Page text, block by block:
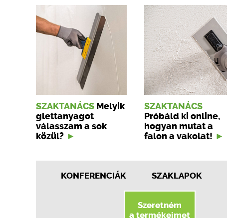
SZAKTANÁCS Melyik
glettanyagot
válasszam a sok
közül?
SZAKTANÁCS
Próbáld ki online,
hogyan mutat a
falon a vakolat!
KONFERENCIÁK SZAKLAPOK
Szeretném
a termékeimet